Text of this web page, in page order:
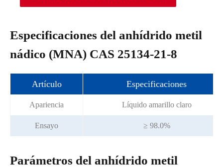
Especificaciones del anhídrido metil
nádico (MNA) CAS 25134-21-8
Artículo Especificaciones
Apariencia Líquido amarillo claro
Ensayo ≥ 98.0%
Parámetros del anhídrido metil